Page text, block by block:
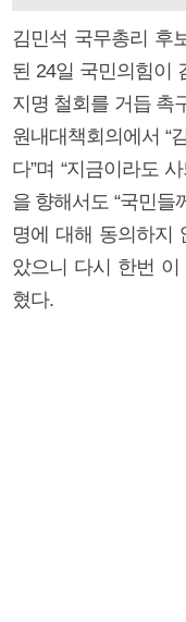
김민석 국무총리 후
된 24일 국민의힘이
지명 철회를 거듭 촉
원내대책회의에서 “
다”며 “지금이라도
을 향해서도 “국민들
명에 대해 동의하지
았으니 다시 한번 이
혔다.